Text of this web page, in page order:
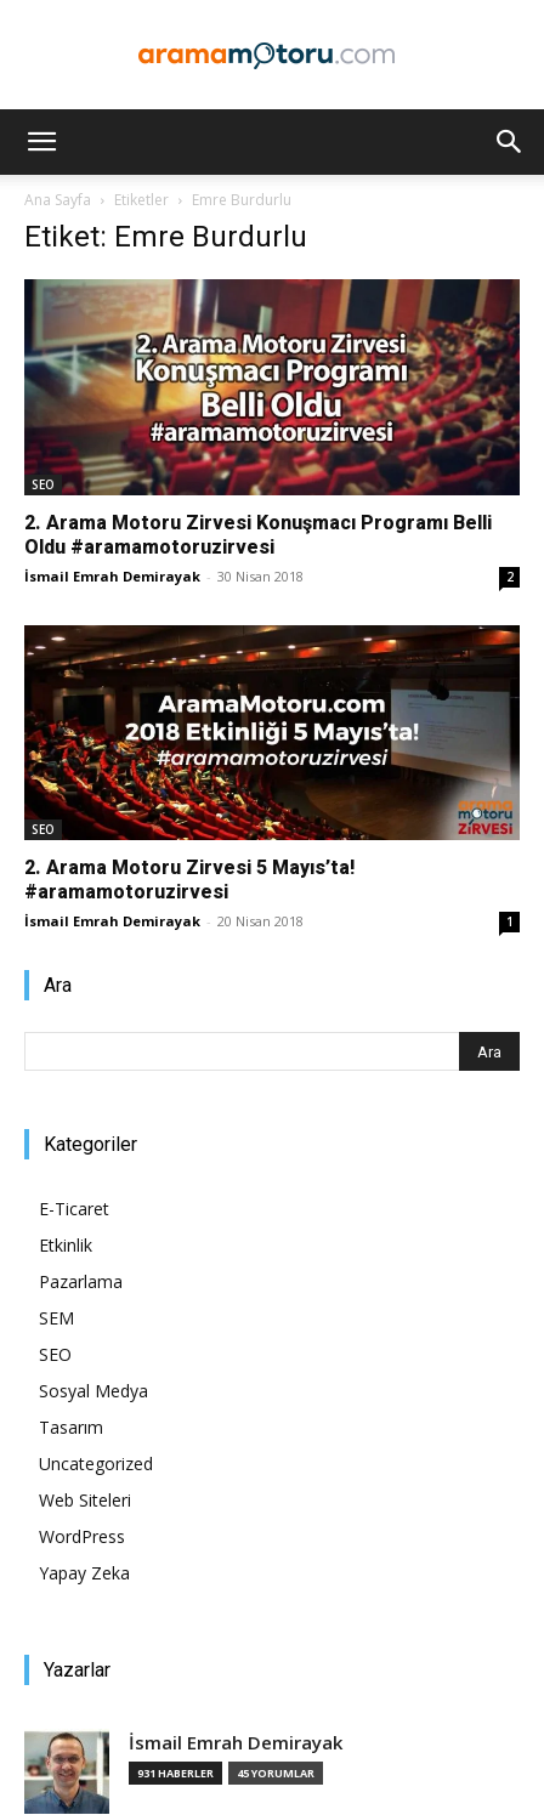
Optimizasyonu
ve
Pazarlaması
–
SEO,
SEM,
Ana Sayfa Etiketler Emre Burdurlu
Etiket: Emre Burdurlu
SEO
2. Arama Motoru Zirvesi Konuşmacı Programı Belli
Oldu #aramamotoruzirvesi
İsmail Emrah Demirayak - 30 Nisan 2018 2
SEO
2. Arama Motoru Zirvesi 5 Mayıs’ta!
#aramamotoruzirvesi
İsmail Emrah Demirayak - 20 Nisan 2018 1
Ara
Kategoriler
E-Ticaret
Etkinlik
Pazarlama
SEM
SEO
Sosyal Medya
Tasarım
Uncategorized
Web Siteleri
WordPress
Yapay Zeka
Yazarlar
İsmail Emrah Demirayak
931 HABERLER 45 YORUMLAR